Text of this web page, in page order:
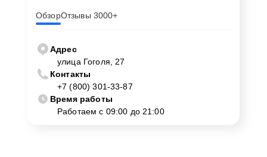
ОбзорОтзывы 3000+
Адрес
улица Гоголя, 27
Контакты
+7 (800) 301-33-87
Время работы
Работаем с 09:00 до 21:00